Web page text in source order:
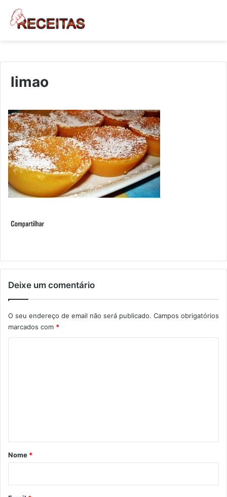
limao
Deixe um comentário
O seu endereço de email não será publicado. Campos obrigatórios
marcados com *
rNome *